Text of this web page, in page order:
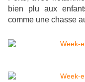
bien plu aux
comme une chasse